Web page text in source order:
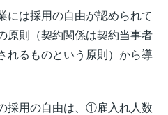
には採用の自由が認められて
原則（契約関係は契約当事者
れるものという原則）から導
採用の自由は、①雇入れ人数